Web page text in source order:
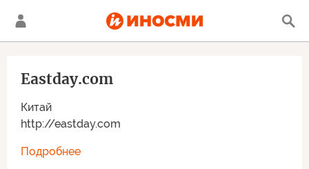
Китай
http://eastday.com
Eastday.com
Подробнее